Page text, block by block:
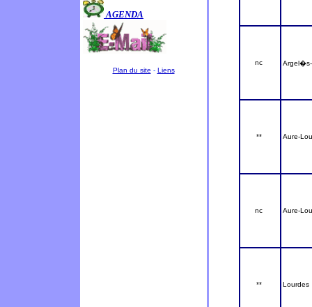
AGENDA
Plan du site - Liens
nc
** Aure-
nc Aure-
** Lourdes